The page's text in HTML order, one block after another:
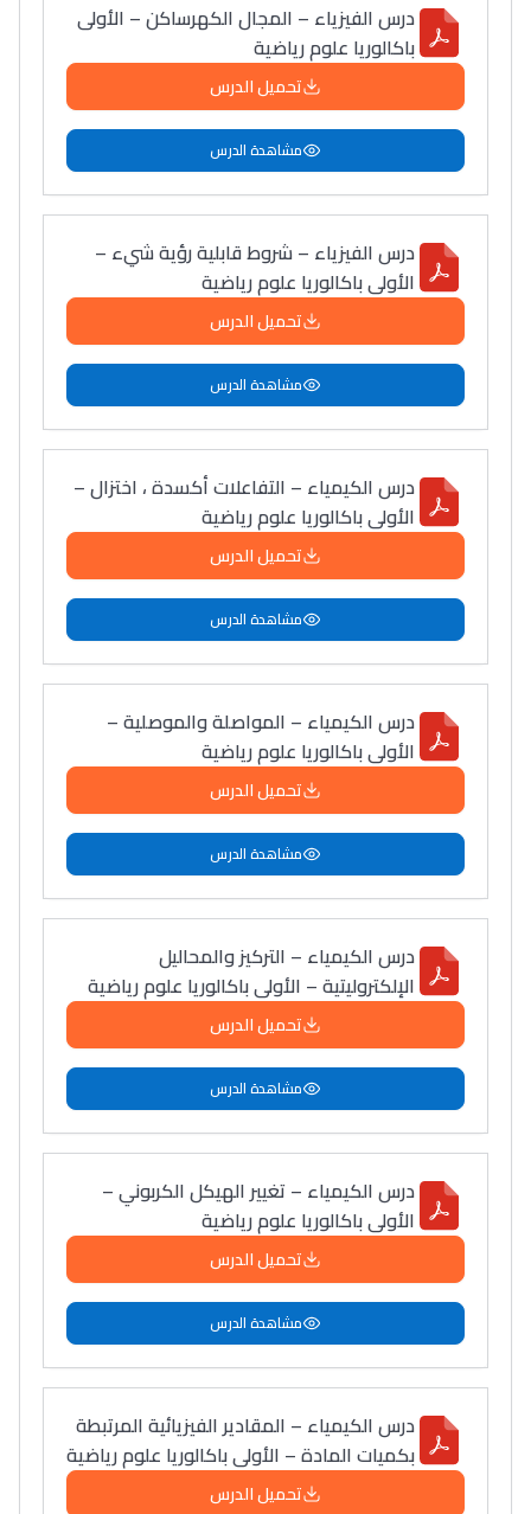
درس الفيزياء – المجال الكهرساكن – الأولى
باكالوريا علوم رياضية
تحميل الدرس
مشاهدة الدرس
درس الفيزياء – شروط قابلية رؤية شيء –
الأولى باكالوريا علوم رياضية
تحميل الدرس
مشاهدة الدرس
درس الكيمياء – التفاعلات أكسدة ، اختزال –
الأولى باكالوريا علوم رياضية
تحميل الدرس
مشاهدة الدرس
درس الكيمياء – المواصلة والموصلية –
الأولى باكالوريا علوم رياضية
تحميل الدرس
مشاهدة الدرس
درس الكيمياء – التركيز والمحاليل
الإلكتروليتية – الأولى باكالوريا علوم رياضية
تحميل الدرس
مشاهدة الدرس
درس الكيمياء – تغيير الهيكل الكربوني –
الأولى باكالوريا علوم رياضية
تحميل الدرس
مشاهدة الدرس
درس الكيمياء – المقادير الفيزيائية المرتبطة
بكميات المادة – الأولى باكالوريا علوم رياضية
تحميل الدرس